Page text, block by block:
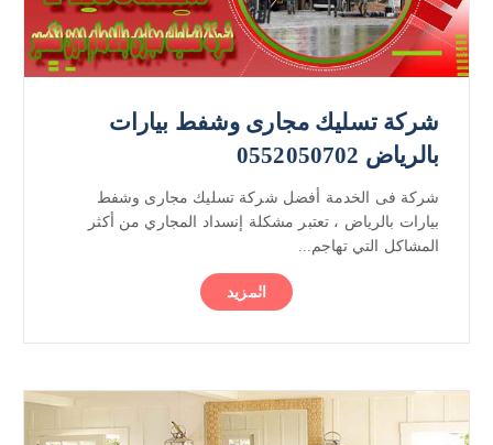
شركة تسليك مجارى وشفط بيارات
بالرياض 0552050702
شركة فى الخدمة أفضل شركة تسليك مجارى وشفط
بيارات بالرياض ، تعتبر مشكلة إنسداد المجاري من أكثر
المشاكل التي تهاجم...
المزيد